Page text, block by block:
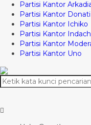
Partisi Kantor
Partisi Kantor Donati
Partisi Kantor Ichiko
Partisi Kantor
Partisi Kantor
Partisi Kantor Uno